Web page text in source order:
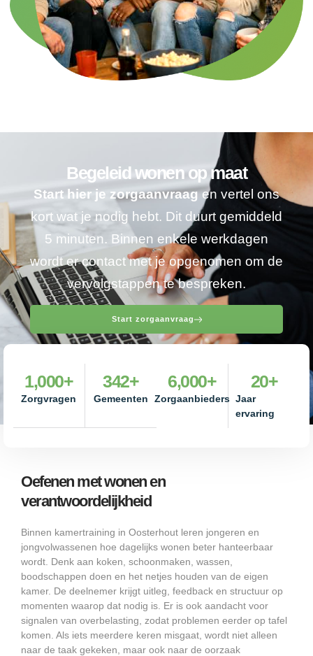
Begeleid wonen op maat
Start hier je zorgaanvraagen vertel ons
kort wat je nodig hebt. Dit duurt gemiddeld
5 minuten. Binnen enkele werkdagen
wordt er contact met je opgenomen om de
vervolgstappen te bespreken.
Start zorgaanvraag
Zorgvragen
1,000+
Gemeenten
342+
Zorgaanbieders
6,000+
Jaar
ervaring
20+
Oefenen met wonen en
verantwoordelijkheid
Binnen kamertraining in Oosterhout leren jongeren en
jongvolwassenen hoe dagelijks wonen beter hanteerbaar
wordt. Denk aan koken, schoonmaken, wassen,
boodschappen doen en het netjes houden van de eigen
kamer. De deelnemer krijgt uitleg, feedback en structuur op
momenten waarop dat nodig is. Er is ook aandacht voor
signalen van overbelasting, zodat problemen eerder op tafel
komen. Als iets meerdere keren misgaat, wordt niet alleen
naar de taak gekeken, maar ook naar de oorzaak